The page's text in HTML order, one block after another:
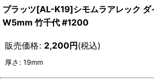
プラッツ[AL-K19]シモムラアレック ダ
W5mm 竹千代 #1200
販売価格: 2,200円(税込)
厚さ : 19mm